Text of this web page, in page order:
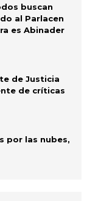
buscan
al Parlacen
es Abinader
de Justicia
de críticas
por las nubes,